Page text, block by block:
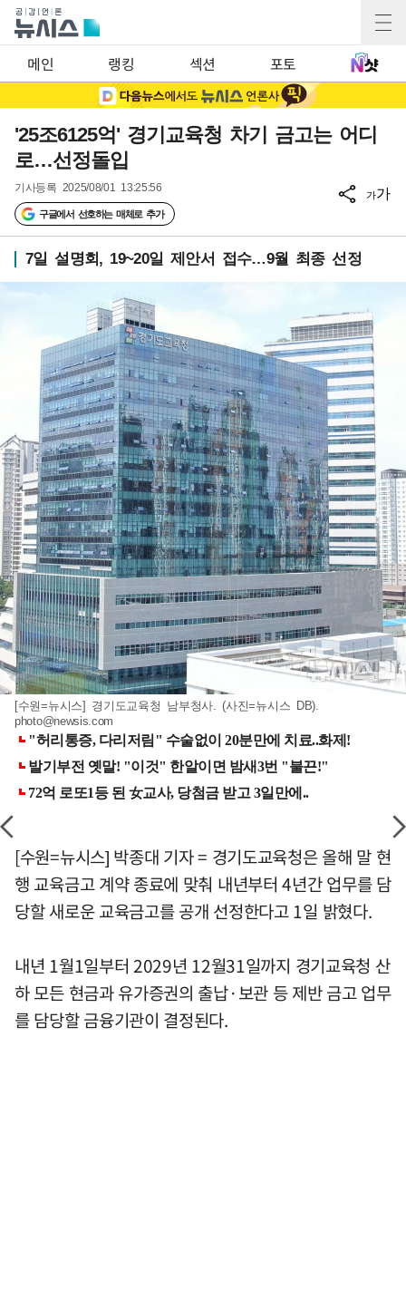
메인 랭킹 섹션 포토
'25조6125억' 경기교육청 차기 금고는 어디
로…선정돌입
기사등록 2025/08/01 13:25:56
구글에서 선호하는 매체로 추가
가가
7일 설명회, 19~20일 제안서 접수…9월 최종 선정
[수원=뉴시스] 경기도교육청 남부청사. (사진=뉴시스 DB).
photo@newsis.com
[수원=뉴시스] 박종대 기자 = 경기도교육청은 올해 말 현
행 교육금고 계약 종료에 맞춰 내년부터 4년간 업무를 담
당할 새로운 교육금고를 공개 선정한다고 1일 밝혔다.
내년 1월1일부터 2029년 12월31일까지 경기교육청 산
하 모든 현금과 유가증권의 출납·보관 등 제반 금고 업무
를 담당할 금융기관이 결정된다.